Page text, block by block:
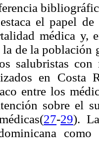
el papel de
médica y,
la de la población
salubristas con
en Costa
entre los
sobre el
27-29).